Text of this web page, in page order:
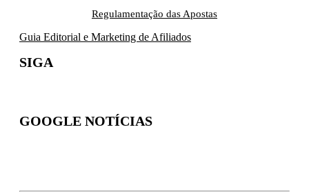
Regulamentação das Apostas
Guia Editorial e Marketing de Afiliados
SIGA
GOOGLE NOTÍCIAS